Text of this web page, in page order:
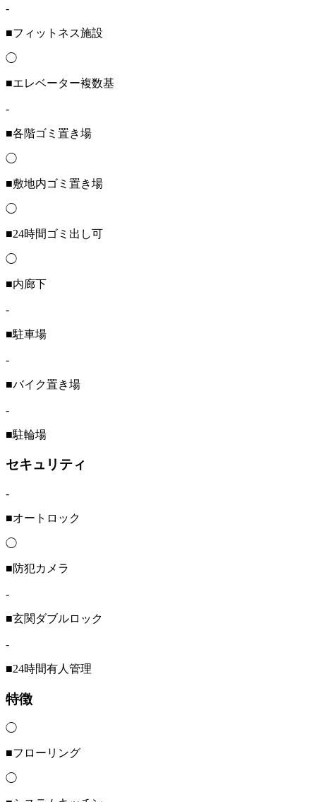
-
■フィットネス施設
◯
■エレベーター複数基
-
■各階ゴミ置き場
◯
■敷地内ゴミ置き場
◯
■24時間ゴミ出し可
◯
■内廊下
-
■駐車場
-
■バイク置き場
-
■駐輪場
セキュリティ
-
■オートロック
◯
■防犯カメラ
-
■玄関ダブルロック
-
■24時間有人管理
特徴
◯
■フローリング
◯